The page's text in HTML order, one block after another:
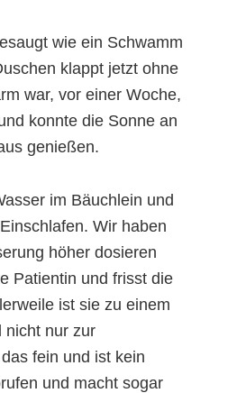
wie ein Schwamm
klappt jetzt ohne
war, vor einer Woche,
konnte die Sonne an
genießen.
im Bäuchlein und
Wir haben
höher dosieren
Patientin und frisst die
ist sie zu einem
nicht nur zur
fein und ist kein
und macht sogar